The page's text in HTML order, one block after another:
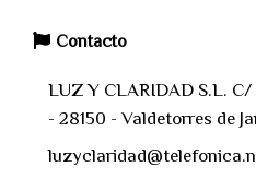
Contacto
LUZ Y CLARIDAD S.L. C/
- 28150 - Valdetorres de